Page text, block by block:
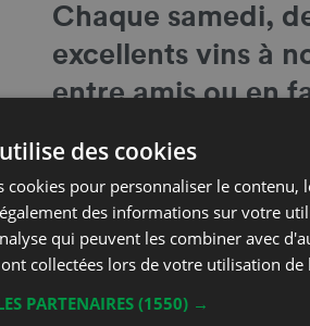
Chaque samedi,
excellents vins à
entre amis ou en
Coordonnées
Olivier Robert
1427 Bonvillars
des cookies
cookies pour personnaliser le contenu,
des informations sur votre
qui peuvent les combiner avec
collectées lors de votre utilisation de
PARTENAIRES(1550) →